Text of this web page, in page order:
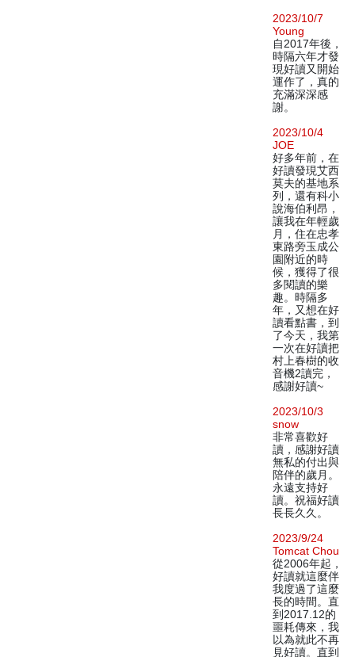
2023/10/7
Young
自2017年後，
時隔六年才發
現好讀又開始
運作了，真的
充滿深深感
謝。
2023/10/4
JOE
好多年前，在
好讀發現艾西
莫夫的基地系
列，還有科小
說海伯利昂，
讓我在年輕歲
月，住在忠孝
東路旁玉成公
園附近的時
候，獲得了很
多閱讀的樂
趣。時隔多
年，又想在好
讀看點書，到
了今天，我第
一次在好讀把
村上春樹的收
音機2讀完，
感謝好讀~
2023/10/3
snow
非常喜歡好
讀，感謝好讀
無私的付出與
陪伴的歲月。
永遠支持好
讀。祝福好讀
長長久久。
2023/9/24
Tomcat Chou
從2006年起，
好讀就這麼伴
我度過了這麼
長的時間。直
到2017.12的
噩耗傳來，我
以為就此不再
見好讀。直到